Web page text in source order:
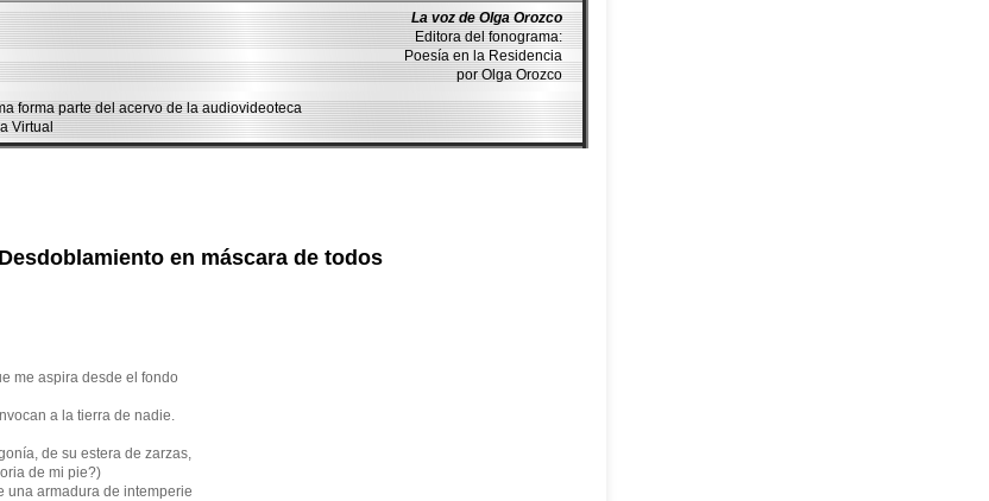
La voz de Olga Orozco
Editora del fonograma:
Poesía en la Residencia
por Olga Orozco
forma parte del acervo de la audiovideoteca
Virtual
Desdoblamiento en máscara de todos
me aspira desde el fondo
a la tierra de nadie.
de su estera de zarzas,
de mi pie?)
una armadura de intemperie